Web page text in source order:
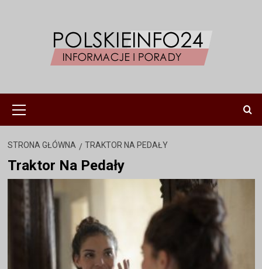
główne
STRONA GŁÓWNA TRAKTOR NA PEDAŁY
Traktor Na Pedały